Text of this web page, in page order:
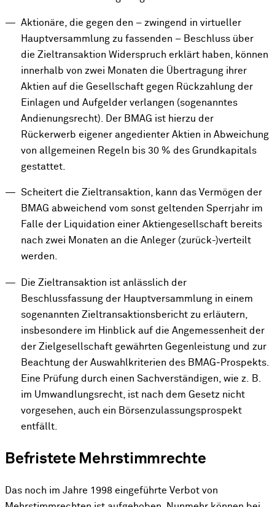
Aktionäre, die gegen den – zwingend in virtueller
Hauptversammlung zu fassenden – Beschluss über
die Zieltransaktion Widerspruch erklärt haben, können
innerhalb von zwei Monaten die Übertragung ihrer
Aktien auf die Gesellschaft gegen Rückzahlung der
Einlagen und Aufgelder verlangen (sogenanntes
Andienungsrecht). Der BMAG ist hierzu der
Rückerwerb eigener angedienter Aktien in Abweichung
von allgemeinen Regeln bis 30 % des Grundkapitals
gestattet.
Scheitert die Zieltransaktion, kann das Vermögen der
BMAG abweichend vom sonst geltenden Sperrjahr im
Falle der Liquidation einer Aktiengesellschaft bereits
nach zwei Monaten an die Anleger (zurück-)verteilt
werden.
Die Zieltransaktion ist anlässlich der
Beschlussfassung der Hauptversammlung in einem
sogenannten Zieltransaktionsbericht zu erläutern,
insbesondere im Hinblick auf die Angemessenheit der
der Zielgesellschaft gewährten Gegenleistung und zur
Beachtung der Auswahlkriterien des BMAG‑Prospekts.
Eine Prüfung durch einen Sachverständigen, wie z. B.
im Umwandlungsrecht, ist nach dem Gesetz nicht
vorgesehen, auch ein Börsenzulassungsprospekt
entfällt.
Befristete Mehrstimmrechte
Das noch im Jahre 1998 eingeführte Verbot von